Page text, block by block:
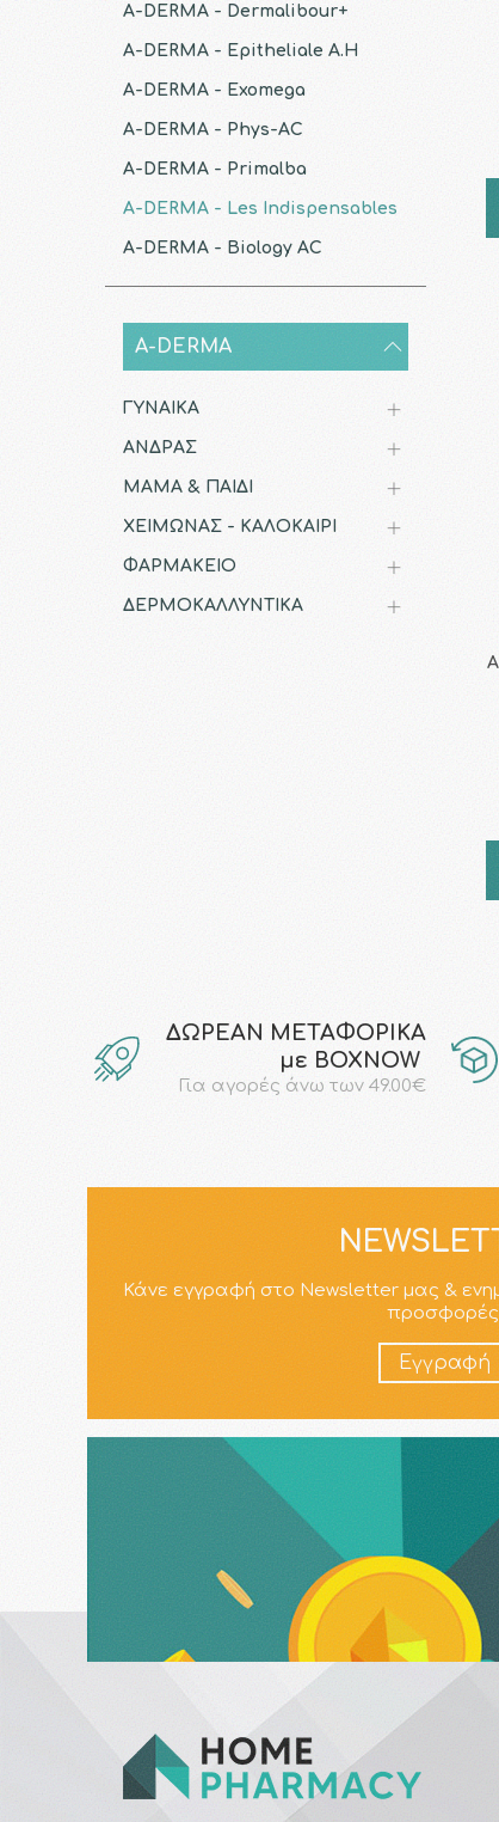
A-DERMA - Dermalibour+
A-DERMA - Epitheliale A.H
A-DERMA - Exomega
A-DERMA - Phys-AC
A-DERMA - Primalba
A-DERMA - Les Indispensables
A-DERMA - Biology AC
A-DERMA
ΓΥΝΑΙΚΑ
ΑΝΔΡΑΣ
ΜΑΜΑ & ΠΑΙΔΙ
ΧΕΙΜΩΝΑΣ - ΚΑΛΟΚΑΙΡΙ
ΦΑΡΜΑΚΕΙΟ
ΔΕΡΜΟΚΑΛΛΥΝΤΙΚΑ
ΔΩΡΕΑΝ ΜΕΤΑΦΟΡΙΚΑ
με ΒΟΧΝΟW
Για αγορές άνω των 49.00€
Κάνε εγγραφή στο Newsletter μας &
Εγγραφή